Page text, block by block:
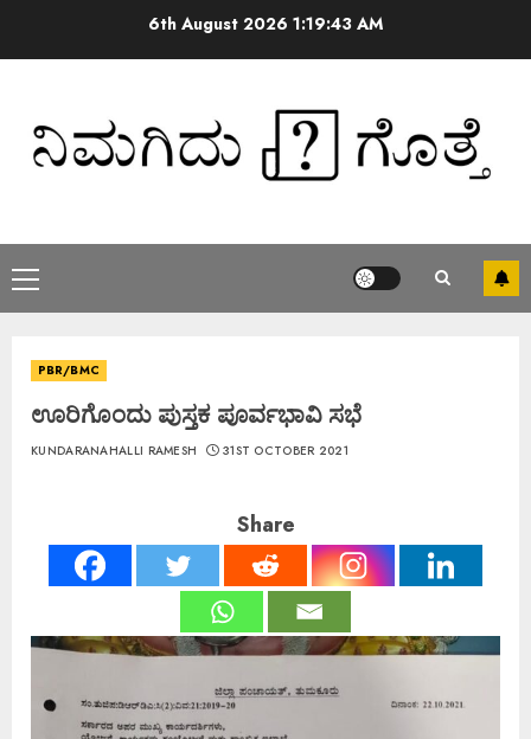
6th August 2026 1:19:44 AM
PBR/BMC
ಊರಿಗೊಂದು ಪುಸ್ತಕ ಪೂರ್ವಭಾವಿ ಸಭೆ
KUNDARANAHALLI RAMESH 31ST OCTOBER 2021
Share